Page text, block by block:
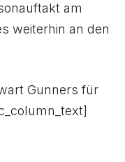
am
weiterhin an den
Gunners für